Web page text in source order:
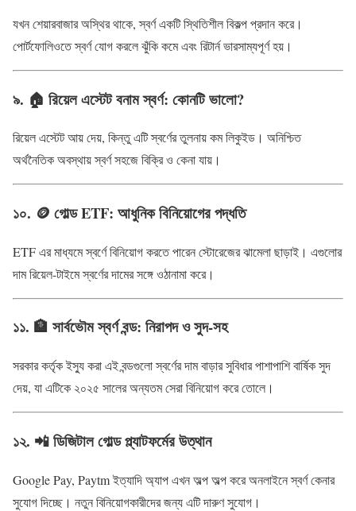
যখন শেয়ারবাজার অস্থির থাকে, স্বর্ণ একটি স্থিতিশীল বিকল্প প্রদান করে।
পোর্টফোলিওতে স্বর্ণ যোগ করলে ঝুঁকি কমে এবং রিটার্ন ভারসাম্যপূর্ণ হয়।
৯. 🏠 রিয়েল এস্টেট বনাম স্বর্ণ: কোনটি ভালো?
রিয়েল এস্টেট আয় দেয়, কিন্তু এটি স্বর্ণের তুলনায় কম লিকুইড। অনিশ্চিত
অর্থনৈতিক অবস্থায় স্বর্ণ সহজে বিক্রি ও কেনা যায়।
১০. 🪙 গোল্ড ETF: আধুনিক বিনিয়োগের পদ্ধতি
ETF এর মাধ্যমে স্বর্ণে বিনিয়োগ করতে পারেন স্টোরেজের ঝামেলা ছাড়াই। এগুলোর
দাম রিয়েল-টাইমে স্বর্ণের দামের সঙ্গে ওঠানামা করে।
১১. 🏦 সার্বভৌম স্বর্ণ বন্ড: নিরাপদ ও সুদ-সহ
সরকার কর্তৃক ইস্যু করা এই বন্ডগুলো স্বর্ণের দাম বাড়ার সুবিধার পাশাপাশি বার্ষিক সুদ
দেয়, যা এটিকে ২০২৫ সালের অন্যতম সেরা বিনিয়োগ করে তোলে।
১২. 📲 ডিজিটাল গোল্ড প্ল্যাটফর্মের উত্থান
Google Pay, Paytm ইত্যাদি অ্যাপ এখন অল্প অল্প করে অনলাইনে স্বর্ণ কেনার
সুযোগ দিচ্ছে। নতুন বিনিয়োগকারীদের জন্য এটি দারুণ সুযোগ।